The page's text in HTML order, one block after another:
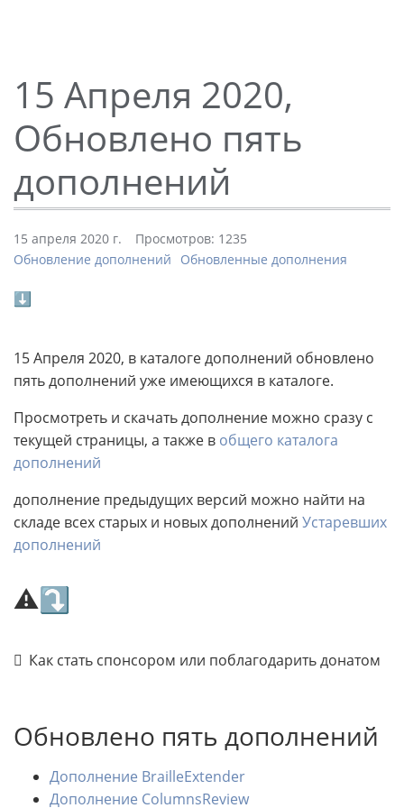
15 Апреля 2020,
Обновлено пять
дополнений
15 апреля 2020 г.
Просмотров: 1235
Обновление дополнений
Обновленные дополнения
⬇
15 Апреля 2020, в каталоге дополнений обновлено
пять дополнений уже имеющихся в каталоге.
Просмотреть и скачать дополнение можно сразу с
текущей страницы, а также в общего каталога
дополнений
дополнение предыдущих версий можно найти на
складе всех старых и новых дополнений Устаревших
дополнений
⚠⤵
Как стать спонсором или поблагодарить донатом
Обновлено пять дополнений
Дополнение BrailleExtender
Дополнение ColumnsReview